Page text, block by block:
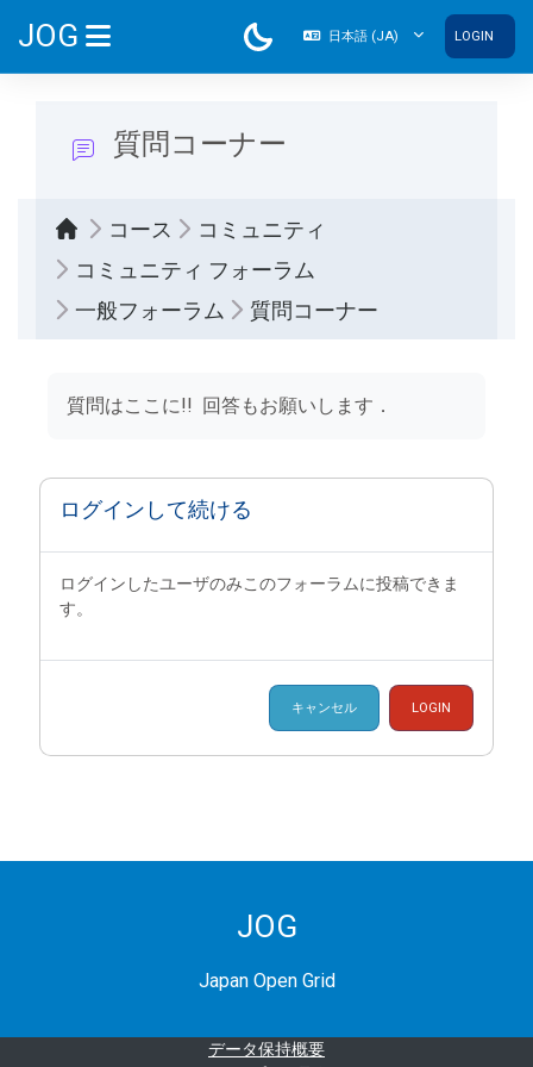
JOG 日本語 ‎(JA)‎ LOGIN
質問コーナー
コース
コミュニティ
コミュニティ フォーラム
一般フォーラム
質問コーナー
質問はここに!! 回答もお願いします．
ログインして続ける
ログインしたユーザのみこのフォーラムに投稿できま
す。
キャンセル LOGIN
JOG
Japan Open Grid
データ保持概要